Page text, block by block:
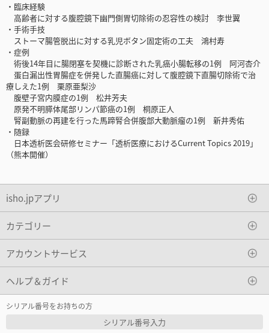
・臨床経験
高齢者に対する腹腔鏡下幽門側胃切除術の忍容性の検討 李世翼
・手術手技
ストーマ腸管脱出に対する乳児ボタン固定術の工夫 鴻村寿
・症例
術後14年目に腸閉塞を契機に診断された乳癌小腸転移の1例 阿河杏介
蛋白漏出性胃腸症を併発した直腸癌に対して腹腔鏡下直腸切除術で治
療しえた1例 栗原亜梨沙
腹壁子宮内膜症の1例 松井芳夫
原発不明膵体尾部リンパ節癌の1例 桐原正人
腎副動脈の再建を行った馬蹄腎合併腹部大動脈瘤の1例 新井秀佑
・随録
日本透析医会研修セミナー「透析医療におけるCurrent Topics 2019」
（熊本開催）
isho.jpアプリ
カテゴリー
アカウントサービス
ヘルプ＆ガイド
シリアル番号をお持ちの方
シリアル番号入力